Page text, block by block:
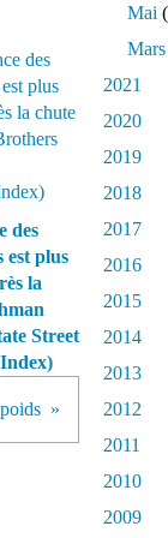
des
est plus
la
Street
Mai
Mars
2021
2020
2019
2018
2017
2016
2015
2014
2013
2012
2011
2010
2009